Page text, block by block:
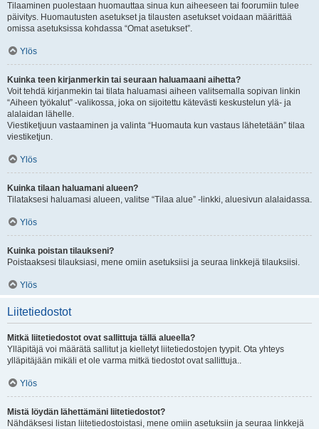
Tilaaminen puolestaan huomauttaa sinua kun aiheeseen tai foorumiin tulee
päivitys. Huomautusten asetukset ja tilausten asetukset voidaan määrittää
omissa asetuksissa kohdassa “Omat asetukset”.
Ylös
Kuinka teen kirjanmerkin tai seuraan haluamaani aihetta?
Voit tehdä kirjanmekin tai tilata haluamasi aiheen valitsemalla sopivan linkin
“Aiheen työkalut” -valikossa, joka on sijoitettu kätevästi keskustelun ylä- ja
alalaidan lähelle.
Viestiketjuun vastaaminen ja valinta “Huomauta kun vastaus lähetetään” tilaa
viestiketjun.
Ylös
Kuinka tilaan haluamani alueen?
Tilataksesi haluamasi alueen, valitse “Tilaa alue” -linkki, aluesivun alalaidassa.
Ylös
Kuinka poistan tilaukseni?
Poistaaksesi tilauksiasi, mene omiin asetuksiisi ja seuraa linkkejä tilauksiisi.
Ylös
Liitetiedostot
Mitkä liitetiedostot ovat sallittuja tällä alueella?
Ylläpitäjä voi määrätä sallitut ja kielletyt liitetiedostojen tyypit. Ota yhteys
ylläpitäjään mikäli et ole varma mitkä tiedostot ovat sallittuja..
Ylös
Mistä löydän lähettämäni liitetiedostot?
Nähdäksesi listan liitetiedostoistasi, mene omiin asetuksiin ja seuraa linkkejä